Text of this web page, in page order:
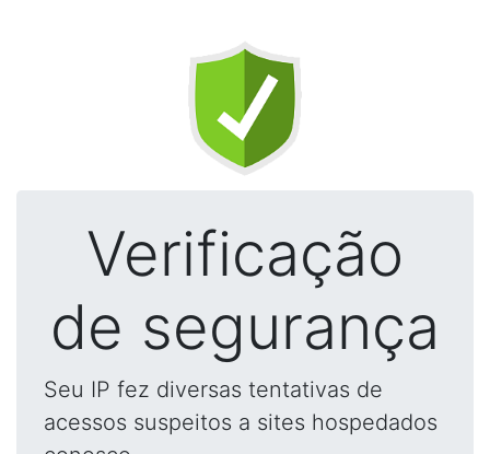
Verificação
de segurança
Seu IP fez diversas tentativas de
acessos suspeitos a sites hospedados